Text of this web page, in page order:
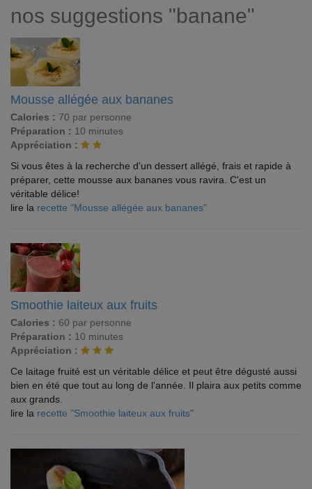
nos suggestions "banane"
Mousse allégée aux bananes
Calories : 70 par personne
Préparation : 10 minutes
Appréciation :
Si vous êtes à la recherche d'un dessert allégé, frais et rapide à
préparer, cette mousse aux bananes vous ravira. C'est un
véritable délice!
lire la recette "Mousse allégée aux bananes"
Smoothie laiteux aux fruits
Calories : 60 par personne
Préparation : 10 minutes
Appréciation :
Ce laitage fruité est un véritable délice et peut être dégusté aussi
bien en été que tout au long de l'année. Il plaira aux petits comme
aux grands.
lire la recette "Smoothie laiteux aux fruits"